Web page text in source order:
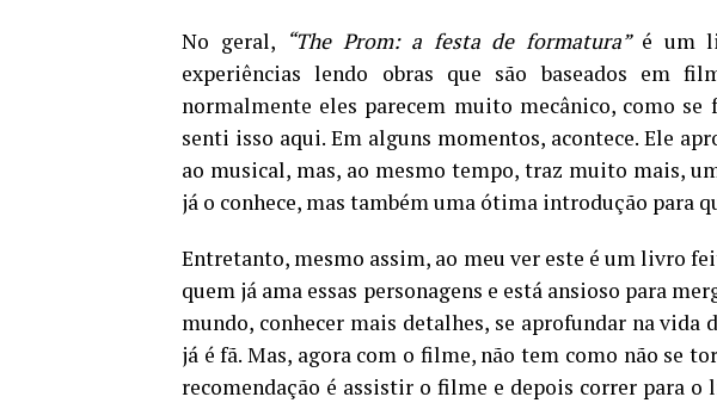
No geral, “The Prom: a festa de formatura”é um
experiências lendo obras que são baseados em
normalmente eles parecem muito mecânico, como se
senti isso aqui. Em alguns momentos, acontece. Ele
ao musical, mas, ao mesmo tempo, traz muito mais,
já o conhece, mas também uma ótima introdução para
Entretanto, mesmo assim, ao meu ver este é um livro
quem já ama essas personagens e está ansioso para
mundo, conhecer mais detalhes, se aprofundar na vida
já é fã. Mas, agora com o filme, não tem como não se
recomendação é assistir o filme e depois correr para o